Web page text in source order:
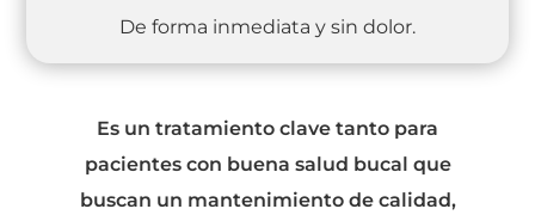
De forma inmediata y sin dolor.
Es un tratamiento clave tanto para
pacientes con buena salud bucal que
buscan un mantenimiento de calidad,